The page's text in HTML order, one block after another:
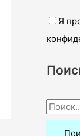
Я
П
о